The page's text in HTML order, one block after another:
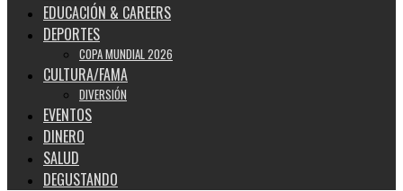
EDUCACIÓN & CAREERS
DEPORTES
COPA MUNDIAL 2026
CULTURA/FAMA
DIVERSIÓN
EVENTOS
DINERO
SALUD
DEGUSTANDO